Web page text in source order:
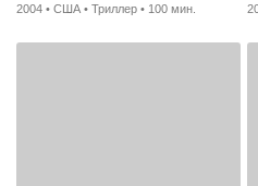
2004 • США • Триллер • 100 мин.